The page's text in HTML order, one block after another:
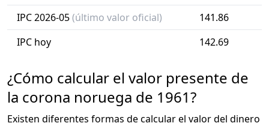
IPC 2026-05(último valor oficial)
141.86
IPC hoy
142.69
¿Cómo calcular el valor presente de
la corona noruega de 1961?
Existen diferentes formas de calcular el valor del dinero